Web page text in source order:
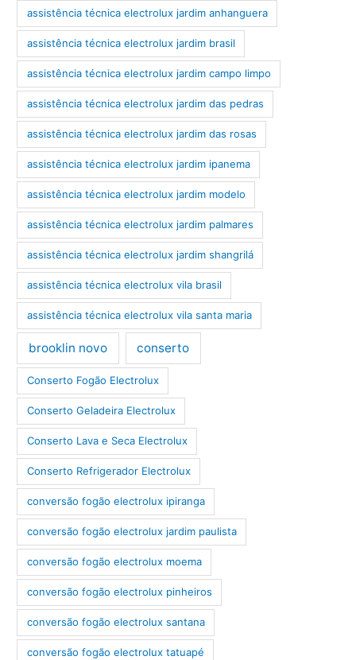
assistência técnica electrolux jardim anhanguera
assistência técnica electrolux jardim brasil
assistência técnica electrolux jardim campo limpo
assistência técnica electrolux jardim das pedras
assistência técnica electrolux jardim das rosas
assistência técnica electrolux jardim ipanema
assistência técnica electrolux jardim modelo
assistência técnica electrolux jardim palmares
assistência técnica electrolux jardim shangrilá
assistência técnica electrolux vila brasil
assistência técnica electrolux vila santa maria
brooklin novo conserto
Conserto Fogão Electrolux
Conserto Geladeira Electrolux
Conserto Lava e Seca Electrolux
Conserto Refrigerador Electrolux
conversão fogão electrolux ipiranga
conversão fogão electrolux jardim paulista
conversão fogão electrolux moema
conversão fogão electrolux pinheiros
conversão fogão electrolux santana
conversão fogão electrolux tatuapé